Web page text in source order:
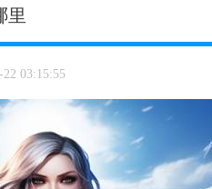
里
22 03:15:55